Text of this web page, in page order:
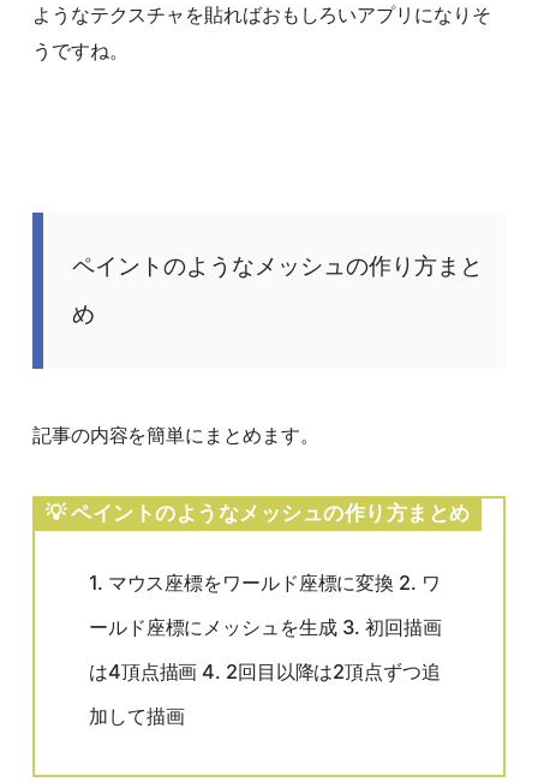
ようなテクスチャを貼ればおもしろいアプリになりそ
うですね。
ペイントのようなメッシュの作り方まと
め
記事の内容を簡単にまとめます。
ペイントのようなメッシュの作り方まとめ
1. マウス座標をワールド座標に変換 2. ワ
ールド座標にメッシュを生成 3. 初回描画
は4頂点描画 4. 2回目以降は2頂点ずつ追
加して描画